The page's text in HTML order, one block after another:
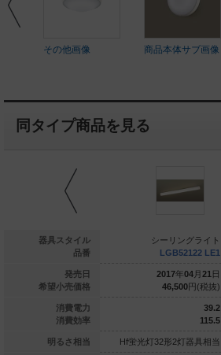
その他画像 商品本体サブ画像
同タイプ商品を見る
器具スタイル
品番
発売日
希望小売価格
消費電力
消費効率
明るさ相当
リングライト
円(税抜)
10.7
90.1
1灯器具相当
シーリングライト
LGB52122 LE1
2017年04 月 21 日
46,500円(税抜)
39.2
115.5
Hf蛍光灯32形2灯器具相当